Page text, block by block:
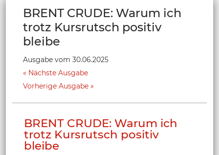
BRENT CRUDE: Warum ich
trotz Kursrutsch positiv
bleibe
Ausgabe vom 30.06.2025
Nächste Ausgabe
Vorherige Ausgabe
BRENT CRUDE: Warum ich
trotz Kursrutsch positiv
bleibe